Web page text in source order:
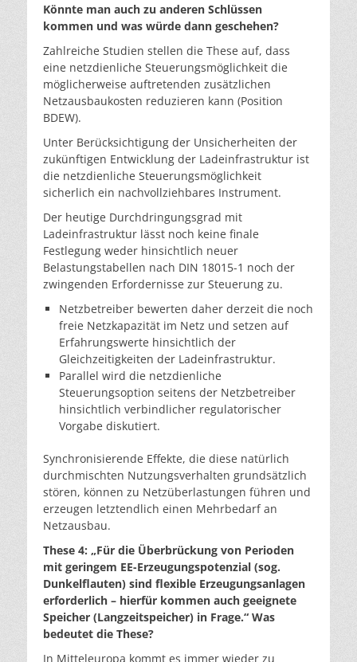
Könnte man auch zu anderen Schlüssen
kommen und was würde dann geschehen?
Zahlreiche Studien stellen die These auf, dass
eine netzdienliche Steuerungsmöglichkeit die
möglicherweise auftretenden zusätzlichen
Netzausbaukosten reduzieren kann (Position
BDEW).
Unter Berücksichtigung der Unsicherheiten der
zukünftigen Entwicklung der Ladeinfrastruktur ist
die netzdienliche Steuerungsmöglichkeit
sicherlich ein nachvollziehbares Instrument.
Der heutige Durchdringungsgrad mit
Ladeinfrastruktur lässt noch keine finale
Festlegung weder hinsichtlich neuer
Belastungstabellen nach DIN 18015-1 noch der
zwingenden Erfordernisse zur Steuerung zu.
Netzbetreiber bewerten daher derzeit die noch
freie Netzkapazität im Netz und setzen auf
Erfahrungswerte hinsichtlich der
Gleichzeitigkeiten der Ladeinfrastruktur.
Parallel wird die netzdienliche
Steuerungsoption seitens der Netzbetreiber
hinsichtlich verbindlicher regulatorischer
Vorgabe diskutiert.
Synchronisierende Effekte, die diese natürlich
durchmischten Nutzungsverhalten grundsätzlich
stören, können zu Netzüberlastungen führen und
erzeugen letztendlich einen Mehrbedarf an
Netzausbau.
These 4: „Für die Überbrückung von Perioden
mit geringem EE-Erzeugungspotenzial (sog.
Dunkelflauten) sind flexible Erzeugungsanlagen
erforderlich – hierfür kommen auch geeignete
Speicher (Langzeitspeicher) in Frage.“ Was
bedeutet die These?
In Mitteleuropa kommt es immer wieder zu